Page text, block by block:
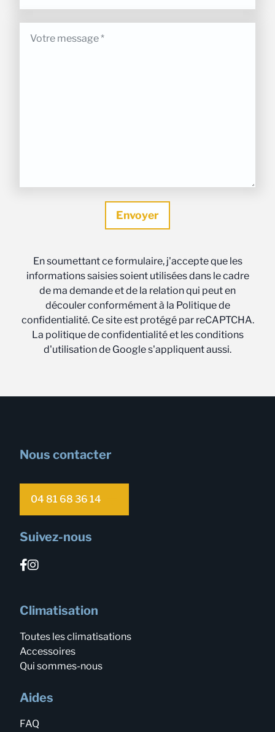
En soumettant ce formulaire, j'accepte que les
informations saisies soient utilisées dans le cadre
de ma demande et de la relation qui peut en
découler conformément à la Politique de
confidentialité. Ce site est protégé par reCAPTCHA.
La politique de confidentialité et les conditions
d'utilisation de Google s'appliquent aussi.
Nous contacter
04 81 68 36 14
Suivez-nous
Climatisation
Toutes les climatisations
Accessoires
Qui sommes-nous
Aides
FAQ